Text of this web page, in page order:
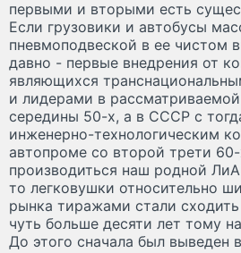
первыми и вторыми есть
Если грузовики и автобусы
пневмоподвеской в ее чистом
давно - первые внедрения от
являющихся
и лидерами в
середины 50-х, а в СССР с
инженерно-технологическим
автопроме со второй трети
производиться наш родной
то легковушки относительно
рынка тиражами стали
чуть больше десяти лет тому
До этого сначала был выведен